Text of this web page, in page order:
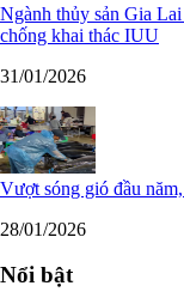
Ngành thủy sản Gia
chống khai thác IUU
31/01/2026
Vượt sóng gió đầu
28/01/2026
Nổi bật